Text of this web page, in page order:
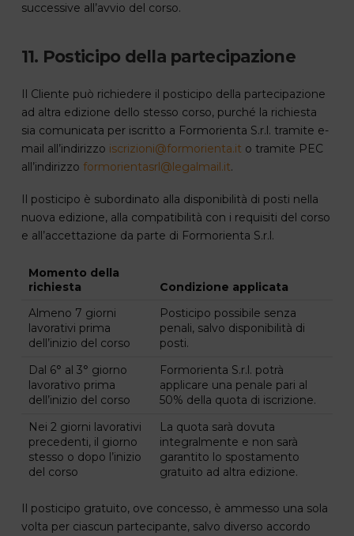
successive all’avvio del corso.
11. Posticipo della partecipazione
Il Cliente può richiedere il posticipo della partecipazione
ad altra edizione dello stesso corso, purché la richiesta
sia comunicata per iscritto a Formorienta S.r.l. tramite e-
mail all’indirizzo iscrizioni@formorienta.ito tramite PEC
all’indirizzo formorientasrl@legalmail.it.
Il posticipo è subordinato alla disponibilità di posti nella
nuova edizione, alla compatibilità con i requisiti del corso
e all’accettazione da parte di Formorienta S.r.l.
Momento della
richiesta
Condizione applicata
Almeno 7 giorni
lavorativi prima
dell’inizio del corso
Posticipo possibile senza
penali, salvo disponibilità di
posti.
Dal 6° al 3° giorno
lavorativo prima
dell’inizio del corso
Formorienta S.r.l. potrà
applicare una penale pari al
50% della quota di iscrizione.
Nei 2 giorni lavorativi
precedenti, il giorno
stesso o dopo l’inizio
del corso
La quota sarà dovuta
integralmente e non sarà
garantito lo spostamento
gratuito ad altra edizione.
Il posticipo gratuito, ove concesso, è ammesso una sola
volta per ciascun partecipante, salvo diverso accordo